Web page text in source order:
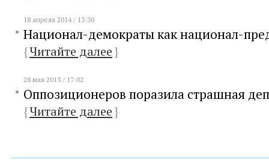
18 апреля 2014 / 13:30
Национал-демократы как национал-
{Читайте далее}
28 мая 2013 / 17:02
Оппозиционеров поразила страшная
{Читайте далее}